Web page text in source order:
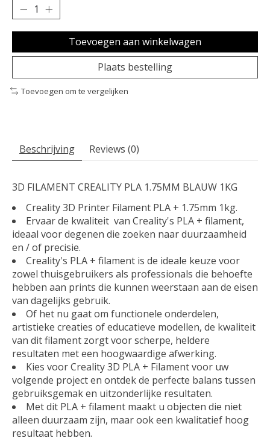
Toevoegen aan winkelwagen
Plaats bestelling
Toevoegen om te vergelijken
Beschrijving Reviews (0)
3D FILAMENT CREALITY PLA 1.75MM BLAUW 1KG
Creality 3D Printer Filament PLA + 1.75mm 1kg.
Ervaar de kwaliteit van Creality's PLA + filament,
ideaal voor degenen die zoeken naar duurzaamheid
en / of precisie.
Creality's PLA + filament is de ideale keuze voor
zowel thuisgebruikers als professionals die behoefte
hebben aan prints die kunnen weerstaan aan de eisen
van dagelijks gebruik.
Of het nu gaat om functionele onderdelen,
artistieke creaties of educatieve modellen, de kwaliteit
van dit filament zorgt voor scherpe, heldere
resultaten met een hoogwaardige afwerking.
Kies voor Creality 3D PLA + Filament voor uw
volgende project en ontdek de perfecte balans tussen
gebruiksgemak en uitzonderlijke resultaten.
Met dit PLA + filament maakt u objecten die niet
alleen duurzaam zijn, maar ook een kwalitatief hoog
resultaat hebben.